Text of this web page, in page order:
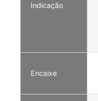
Indicação
Encaixe